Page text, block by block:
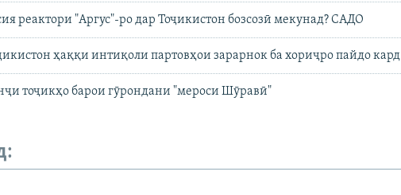
реактори "Аргус"-ро дар Тоҷикистон бозсозӣ мекунад? САДО
ҳаққи интиқоли партовҳои зарарнок ба хориҷро пайдо кард
тоҷикҳо барои гӯрондани "мероси Шӯравӣ"